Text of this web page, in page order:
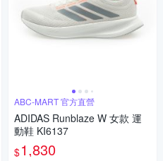
ABC-MART 官方直營
ADIDAS Runblaze W 女款 運
動鞋 KI6137
$1,830